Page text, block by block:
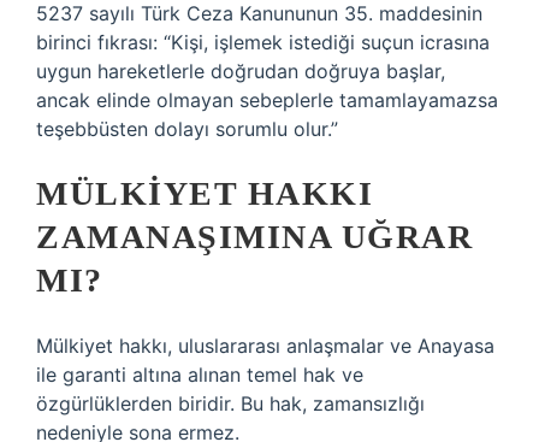
5237 sayılı Türk Ceza Kanununun 35. maddesinin
birinci fıkrası: “Kişi, işlemek istediği suçun icrasına
uygun hareketlerle doğrudan doğruya başlar,
ancak elinde olmayan sebeplerle tamamlayamazsa
teşebbüsten dolayı sorumlu olur.”
MÜLKIYET HAKKI
ZAMANAŞIMINA UĞRAR
MI?
Mülkiyet hakkı, uluslararası anlaşmalar ve Anayasa
ile garanti altına alınan temel hak ve
özgürlüklerden biridir. Bu hak, zamansızlığı
nedeniyle sona ermez.